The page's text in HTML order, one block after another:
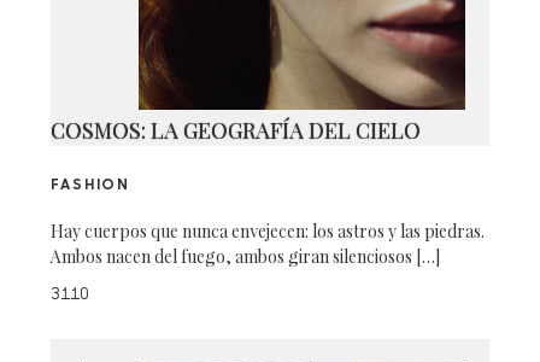
COSMOS: LA GEOGRAFÍA DEL CIELO
FASHION
Hay cuerpos que nunca envejecen: los astros y las piedras.
Ambos nacen del fuego, ambos giran silenciosos […]
3110